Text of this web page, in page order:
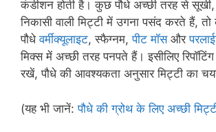
कंडीशन होती है। कुछ पौधे अच्छी तरह से
निकासी वाली मिट्टी में उगना पसंद करते हैं, तो
पौधेवर्मीक्यूलाइट, स्फैग्नम,पीट मॉसऔर
मिक्स में अच्छी तरह पनपते हैं। इसीलिए
रखें, पौधे की आवश्यकता अनुसार मिट्टी का
(यह भी जानें:पौधे की ग्रोथ के लिए अच्छी